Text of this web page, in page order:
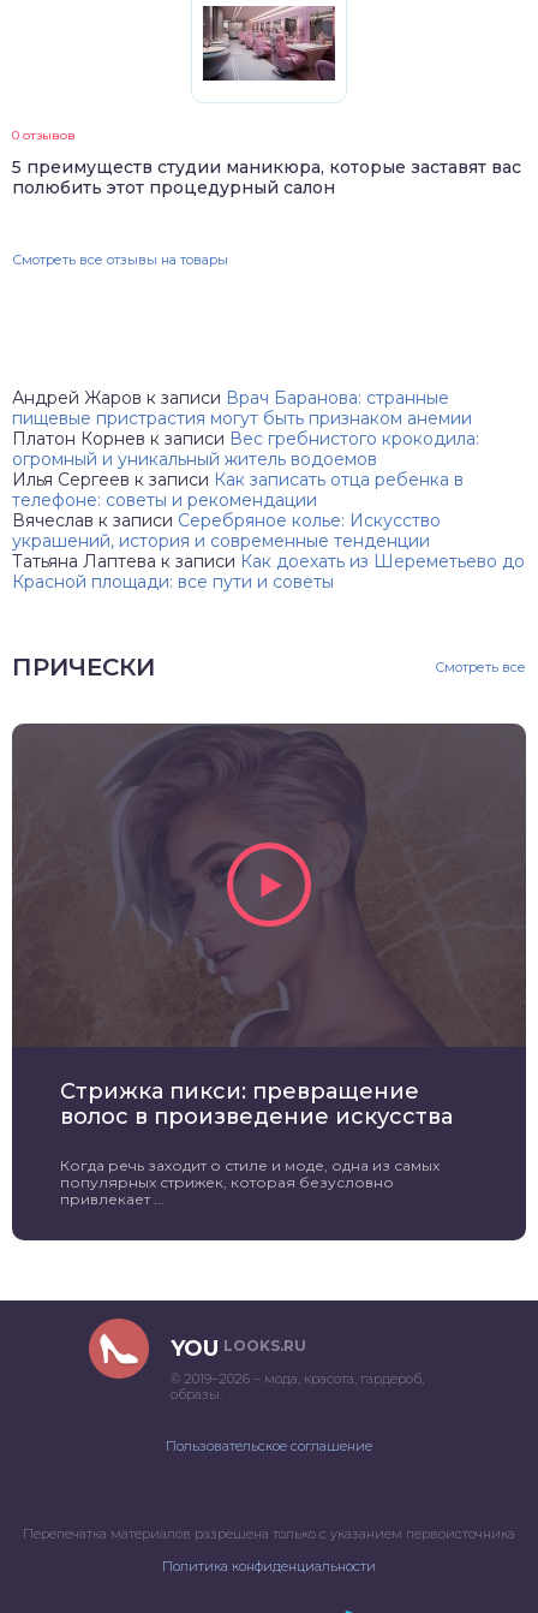
0 отзывов
5 преимуществ студии маникюра, которые заставят вас
полюбить этот процедурный салон
Смотреть все отзывы на товары
Андрей Жаров к записи Врач Баранова: странные
пищевые пристрастия могут быть признаком анемии
Платон Корнев к записи Вес гребнистого крокодила:
огромный и уникальный житель водоемов
Илья Сергеев к записи Как записать отца ребенка в
телефоне: советы и рекомендации
Вячеслав к записи Серебряное колье: Искусство
украшений, история и современные тенденции
Татьяна Лаптева к записи Как доехать из Шереметьево до
Красной площади: все пути и советы
ПРИЧЕСКИ Смотреть все
Стрижка пикси: превращение
волос в произведение искусства
Когда речь заходит о стиле и моде, одна из самых
популярных стрижек, которая безусловно
привлекает ...
YOU LOOKS.RU
© 2019–2026 – мода, красота, гардероб,
образы.
Пользовательское соглашение
Перепечатка материалов разрешена только с указанием первоисточника
Политика конфиденциальности